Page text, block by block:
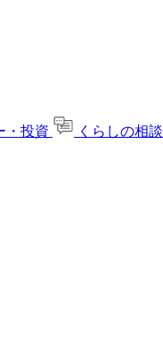
・投資 くらしの相談